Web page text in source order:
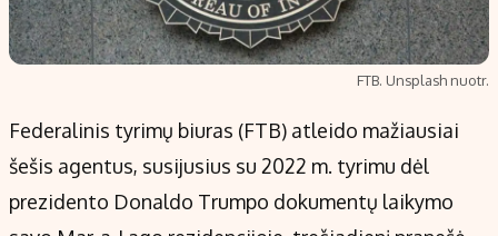
Redakcija
Apie mus
Privatumo politika
Turinio žymėjimo taisyklės
Kontaktai
FTB. Unsplash nuotr.
Federalinis tyrimų biuras (FTB) atleido mažiausiai
šešis agentus, susijusius su 2022 m. tyrimu dėl
prezidento Donaldo Trumpo dokumentų laikymo